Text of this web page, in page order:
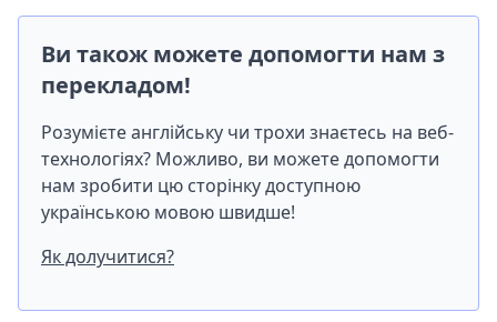
Ви також можете допомогти нам з
перекладом!
Розумієте англійську чи трохи знаєтесь на веб-
технологіях? Можливо, ви можете допомогти
нам зробити цю сторінку доступною
українською мовою швидше!
Як долучитися?